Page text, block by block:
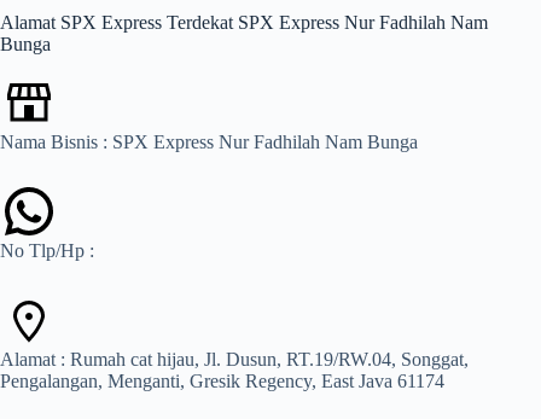
Alamat SPX Express Terdekat SPX Express Nur Fadhilah Nam
Bunga
Nama Bisnis : SPX Express Nur Fadhilah Nam Bunga
No Tlp/Hp :
Alamat : Rumah cat hijau, Jl. Dusun, RT.19/RW.04, Songgat,
Pengalangan, Menganti, Gresik Regency, East Java 61174